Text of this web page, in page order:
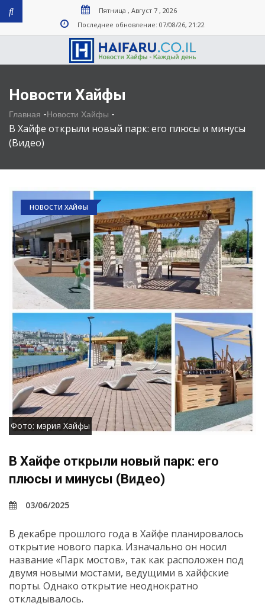
Пятница , Август 7 , 2026
Последнее обновление: 07/08/26, 21:22
Новости Хайфы
Главная -Новости Хайфы -
В Хайфе открыли новый парк: его плюсы и минусы
(Видео)
НОВОСТИ ХАЙФЫ
Фото: мэрия Хайфы
В Хайфе открыли новый парк: его
плюсы и минусы (Видео)
03/06/2025
В декабре прошлого года в Хайфе планировалось
открытие нового парка. Изначально он носил
название «Парк мостов», так как расположен под
двумя новыми мостами, ведущими в хайфские
порты. Однако открытие неоднократно
откладывалось.